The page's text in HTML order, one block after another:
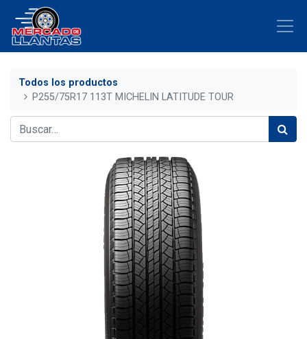
Todos los productos
P255/75R17 113T MICHELIN LATITUDE TOUR